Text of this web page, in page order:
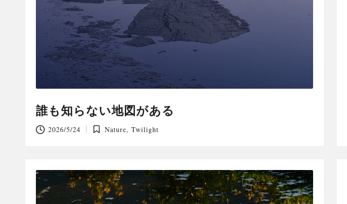
誰も知らない地図がある
2026/5/24
Posted
Nature, Twilight